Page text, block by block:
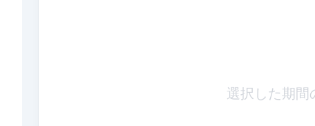
選択した期間